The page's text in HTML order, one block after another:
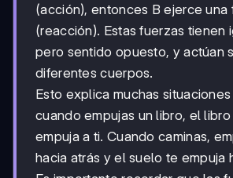
(acción), entonces B ejerce una
(reacción). Estas fuerzas tienen
pero sentido opuesto, y actúan
diferentes cuerpos.
Esto explica muchas
cuando empujas un libro, el
empuja a ti. Cuando caminas,
hacia atrás y el suelo te empuja